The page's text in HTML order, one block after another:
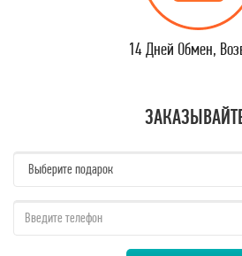
14 Дней Обмен,